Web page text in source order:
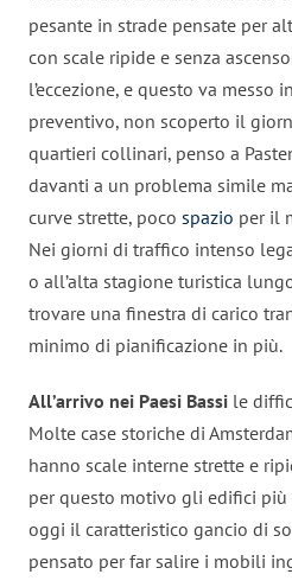
pesante in strade pensate per
con scale ripide e senza
l’eccezione, e questo va messo
preventivo, non scoperto il
quartieri collinari, penso a
davanti a un problema simile
curve strette, poco spazio per il
Nei giorni di traffico intenso
o all’alta stagione turistica
trovare una finestra di carico
minimo di pianificazione in più.
All’arrivo nei Paesi Bassi le
Molte case storiche di
hanno scale interne strette e
per questo motivo gli edifici più
oggi il caratteristico gancio di
pensato per far salire i mobili